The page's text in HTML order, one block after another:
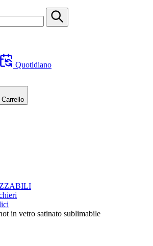
Quotidiano
Carrello
in vetro satinato sublimabile